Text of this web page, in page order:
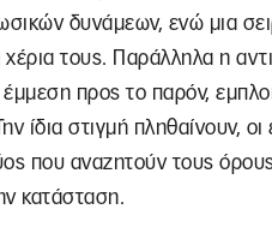
δυνάμεων, ενώ μια
τους. Παράλληλα η
έμμεση προς το παρόν,
ίδια στιγμή πληθαίνουν,
που αναζητούν τους
κατάσταση.